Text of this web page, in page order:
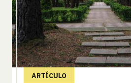
ARTÍCULO